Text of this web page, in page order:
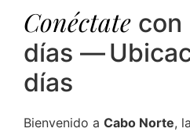
Conéctate con
días —
días
Bienvenido a Cabo Norte, la